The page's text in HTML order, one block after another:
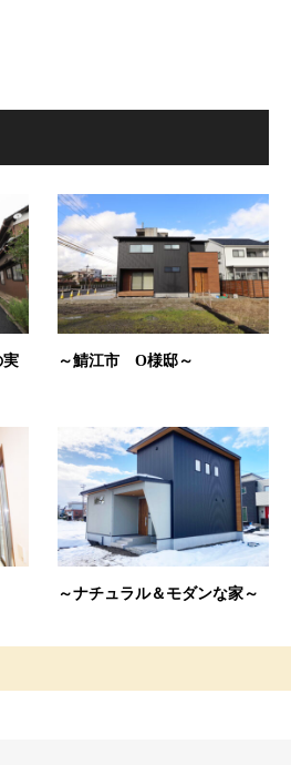
実
～鯖江市 O様邸～
～ナチュラル＆モダンな家～